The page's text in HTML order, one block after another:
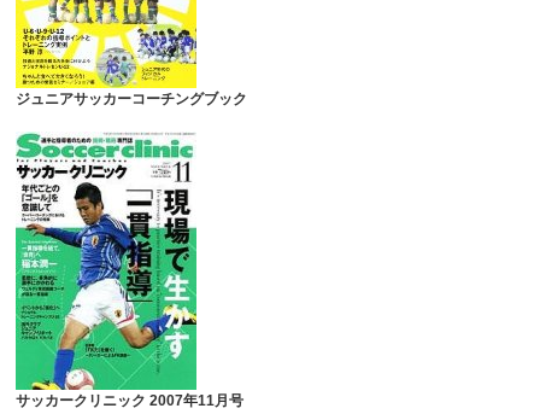
ジュニアサッカーコーチングブック
サッカークリニック 2007年11月号